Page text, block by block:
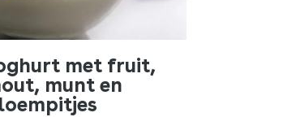
met fruit,
munt en